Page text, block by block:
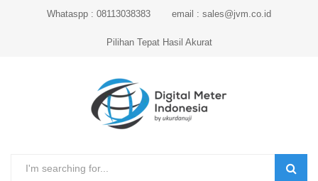
Whataspp : 08113038383 email : sales@jvm.co.id
Pilihan Tepat Hasil Akurat